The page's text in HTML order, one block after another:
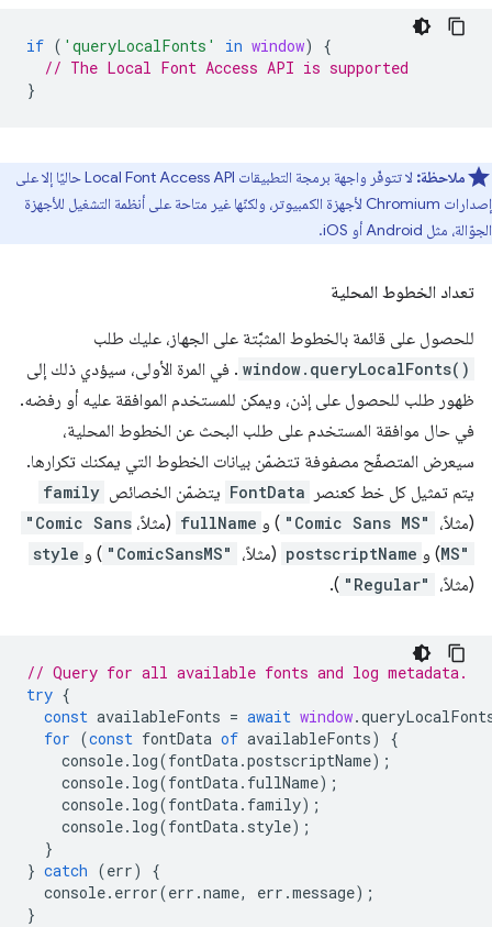
if ( 'queryLocalFonts' in window)
{
// The Local Font Access API is supported
}
ملاحظة:
لا تتوفّر واجهة برمجة التطبيقات Local Font Access API حاليًا إلا على
إصدارات Chromium لأجهزة الكمبيوتر، ولكنّها غير متاحة على أنظمة التشغيل للأجهزة
الجوّالة، مثل Android أو iOS.
تعداد الخطوط المحلية
للحصول على قائمة بالخطوط المثبَّتة على الجهاز، عليك طلب
window.queryLocalFonts() . في المرة الأولى، سيؤدي ذلك إلى
ظهور طلب للحصول على إذن، ويمكن للمستخدم الموافقة عليه أو رفضه.
في حال موافقة المستخدم على طلب البحث عن الخطوط المحلية،
سيعرض المتصفّح مصفوفة تتضمّن بيانات الخطوط التي يمكنك تكرارها.
يتم تمثيل كل خط كعنصر
FontData يتضمّن الخصائص family
(مثلاً، "Comic Sans MS" ) و fullName (مثلاً، "Comic Sans
MS") و postscriptName (مثلاً، "ComicSansMS" ) و style
(مثلاً، "Regular"
).
// Query for all available fonts and log metadata.
try {
const availableFonts = await window.
for (const fontData of availableFonts)
{
console. log(fontData.postscriptName);
console. log(fontData. fullName);
console. log(fontData. family);
console. log(fontData. style);
}
} catch (err)
{
console. error(err .name, err .message);
}